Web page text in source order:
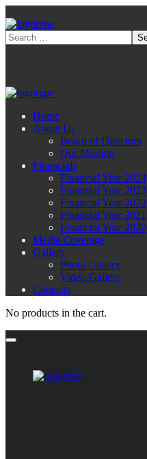
Home
About Us
Board of Directors
Our Mission
Financials
Financial Year 2024
Financial Year 2023
Financial Year 2022
Financial Year 2021
Financial Year 2020
Media Coverage
Gallery
Photo Gallery
Video Gallery
Contacts
No products in the cart.